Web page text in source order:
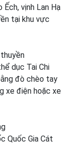
vịnh Lan Hạ
tại khu vực
dục Tai Chi
đò chèo tay
xe điện hoặc xe
Quốc Gia Cát